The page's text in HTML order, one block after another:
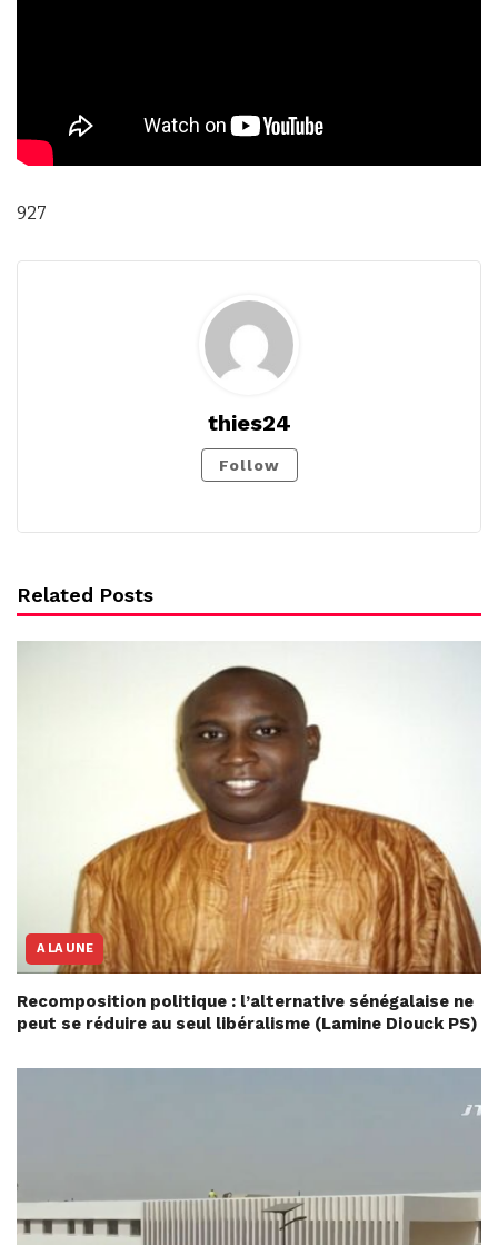
927
thies24
Follow
Related Posts
A LA UNE
Recomposition politique : l’alternative sénégalaise ne
peut se réduire au seul libéralisme (Lamine Diouck PS)